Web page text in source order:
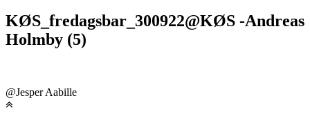
KØS_fredagsbar_300922@KØS -Andreas
Holmby (5)
@Jesper Aabille